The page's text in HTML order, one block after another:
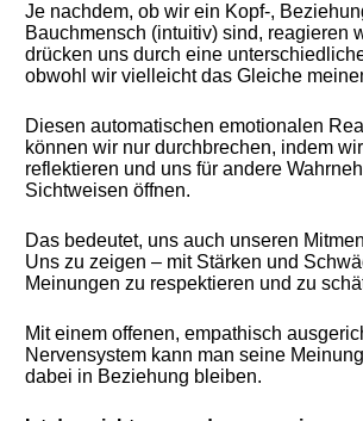
Je nachdem, ob wir ein Kopf-,
Bauchmensch (intuitiv) sind, reagieren
drücken uns durch eine
obwohl wir vielleicht das Gleiche
Diesen automatischen emotionalen
können wir nur durchbrechen, indem
reflektieren und uns für andere
Sichtweisen öffnen.
Das bedeutet, uns auch unseren
Uns zu zeigen – mit Stärken und
Meinungen zu respektieren und zu
Mit einem offenen, empathisch
Nervensystem kann man seine
dabei in Beziehung bleiben.